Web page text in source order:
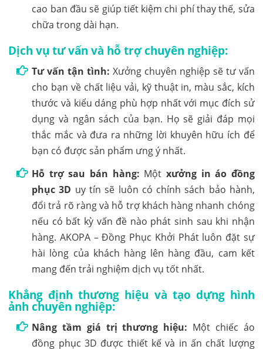
cao ban đầu sẽ giúp tiết kiệm chi phí thay thế, sửa
chữa trong dài hạn.
Dịch vụ tư vấn và hỗ trợ chuyên nghiệp:
Tư vấn tận tình: Xưởng chuyên nghiệp sẽ tư vấn
cho bạn về chất liệu vải, kỹ thuật in, màu sắc, kích
thước và kiểu dáng phù hợp nhất với mục đích sử
dụng và ngân sách của bạn. Họ sẽ giải đáp mọi
thắc mắc và đưa ra những lời khuyên hữu ích để
bạn có được sản phẩm ưng ý nhất.
Hỗ trợ sau bán hàng: Một xưởng in áo đồng
phục 3D uy tín sẽ luôn có chính sách bảo hành,
đổi trả rõ ràng và hỗ trợ khách hàng nhanh chóng
nếu có bất kỳ vấn đề nào phát sinh sau khi nhận
hàng. AKOPA – Đồng Phục Khởi Phát luôn đặt sự
hài lòng của khách hàng lên hàng đầu, cam kết
mang đến trải nghiệm dịch vụ tốt nhất.
Khẳng định thương hiệu và tạo dựng hình
ảnh chuyên nghiệp:
Nâng tầm giá trị thương hiệu: Một chiếc áo
đồng phục 3D được thiết kế và in ấn chất lượng